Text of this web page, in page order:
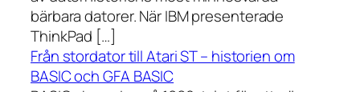
bärbara datorer. När IBM presenterade
ThinkPad […]
Från stordator till Atari ST – historien om
BASIC och GFA BASIC